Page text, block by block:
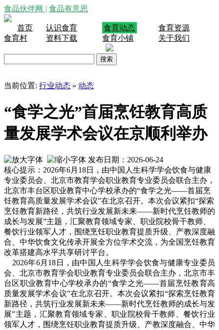
食品伙伴网 | 食品有意思
首页 认识食育 食育动态
食育资源
食育村
资料下载 食育小铺 关于我们
当前位置: 行业动态 » 动态
“食学之光”首届烹饪教育高质
量发展学术会议在京顺利举办
发布日期：2026-06-24
核心提示：2026年6月18日，由中国人生科学学会饮食与健康
专业委员会、北京市教育学会职业教育专业委员会联合主办，
北京市丰台区职业教育中心学校承办的“食学之光——首届烹
饪教育高质量发展学术会议”在北京召开。本次会议紧扣“探索
烹饪教育新路径，共筑行业发展新未来——新时代烹饪教师的
成长与发展”主题，汇聚教育领域专家、职业院校骨干教师、
餐饮行业领军人才，围绕烹饪职业教育提质升级、产教深度融
合、中华饮食文化传承开展全方位学术交流，为全国烹饪教育
改革搭建高水平共享研讨平台。
2026年6月18日，由中国人生科学学会饮食与健康专业委员
会、北京市教育学会职业教育专业委员会联合主办，北京市丰
台区职业教育中心学校承办的“食学之光——首届烹饪教育高
质量发展学术会议”在北京召开。本次会议紧扣“探索烹饪教育
新路径，共筑行业发展新未来——新时代烹饪教师的成长与发
展”主题，汇聚教育领域专家、职业院校骨干教师、餐饮行业
领军人才，围绕烹饪职业教育提质升级、产教深度融合、中华